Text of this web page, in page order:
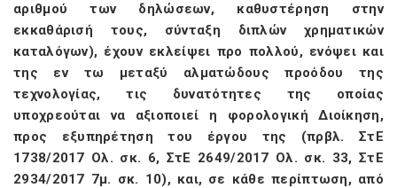
αριθμού των δηλώσεων, καθυστέρηση στην
εκκαθάρισή τους, σύνταξη διπλών χρηματικών
καταλόγων), έχουν εκλείψει προ πολλού, ενόψει και
της εν τω μεταξύ αλματώδους προόδου της
τεχνολογίας, τις δυνατότητες της οποίας
υποχρεούται να αξιοποιεί η φορολογική Διοίκηση,
προς εξυπηρέτηση του έργου της (πρβλ. ΣτΕ
1738/2017 Ολ. σκ. 6, ΣτΕ 2649/2017 Ολ. σκ. 33, ΣτΕ
2934/2017 7μ. σκ. 10), και, σε κάθε περίπτωση, από